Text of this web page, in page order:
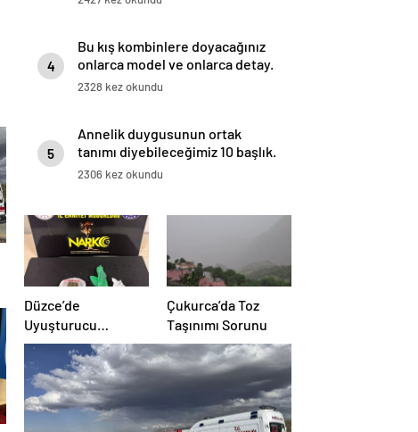
4
Bu kış kombinlere doyacağınız
onlarca model ve onlarca detay.
2328 kez okundu
5
Annelik duygusunun ortak
tanımı diyebileceğimiz 10 başlık.
2306 kez okundu
Düzce’de
Uyuşturucu
Operasyonu: 1
Tutuklama
Çukurca’da Toz
Taşınımı Sorunu